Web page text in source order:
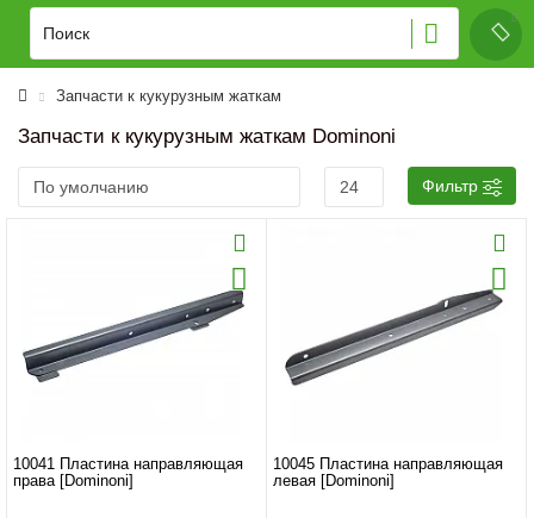
Запчасти к кукурузным жаткам
Запчасти к кукурузным жаткам Dominoni
Фильтр
10041 Пластина направляющая
права [Dominoni]
10045 Пластина направляющая
левая [Dominoni]